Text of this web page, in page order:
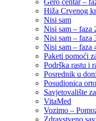
Gero centar –
Hiža Crvenog
Nisi sam
Nisi sam – faza
Nisi sam – faza
Nisi sam – faza
Paketi pomoći
Podrška rastu i
Posrednik u
Posudionica
Savjetovalište
VitaMed
Vozimo –
Zdravstveno